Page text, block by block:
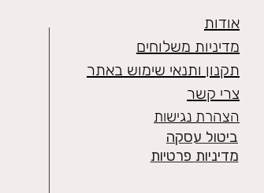
אודות
מדיניות משלוחים
תקנון ותנאי שימוש באתר
צרי קשר
הצהרת נגישות
מדיניות פרטיות
ביטול עסקה